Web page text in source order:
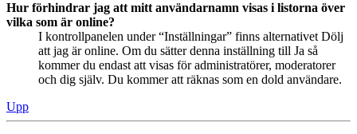
Hur förhindrar jag att mitt användarnamn visas i listorna över
vilka som är online?
I kontrollpanelen under “Inställningar” finns alternativet Dölj
att jag är online. Om du sätter denna inställning till Ja så
kommer du endast att visas för administratörer, moderatorer
och dig själv. Du kommer att räknas som en dold användare.
Upp